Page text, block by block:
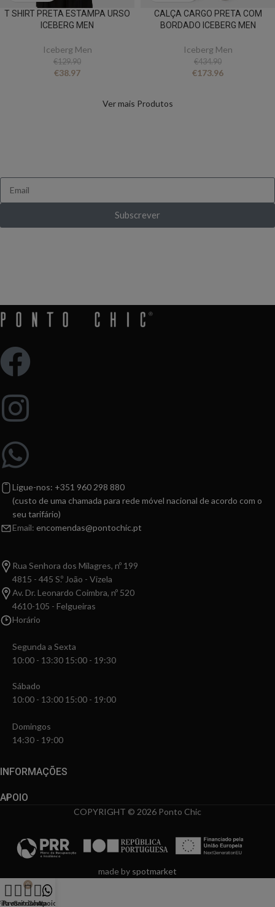
T SHIRT PRETA ESTAMPA URSO
ICEBERG MEN
Iceberg Men
€129.90
€38.97
CALÇA CARGO PRETA COM
BORDADO ICEBERG MEN
Iceberg Men
€434.90
€173.96
Subscrever
Ligue-nos: +351 960 298 880
(custo de uma chamada para rede móvel nacional de acordo com o
seu tarifário)
Email: encomendas@pontochic.pt
Rua Senhora dos Milagres, nº 199
4815 - 445 S.º João - Vizela
Av. Dr. Leonardo Coimbra, nº 520
4610-105 - Felgueiras
Horário
Segunda a Sexta
10:00 - 13:30 15:00 - 19:30
Sábado
10:00 - 13:00 15:00 - 19:00
Domingos
14:30 - 19:00
INFORMAÇÕES
APOIO
COPYRIGHT © 2026 Ponto Chic
made by spotmarket
Favoritos
0
Carrinho
ContaApoio